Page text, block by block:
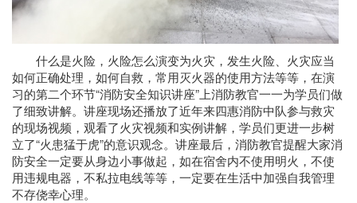
什么是火险，火险怎么演变为火灾，发生火险、火灾应当
如何正确处理，如何自救，常用灭火器的使用方法等等，在演
习的第二个环节“消防安全知识讲座”上消防教官一一为学员们做
了细致讲解。讲座现场还播放了近年来四惠消防中队参与救灾
的现场视频，观看了火灾视频和实例讲解，学员们更进一步树
立了“火患猛于虎”的意识观念。讲座最后，消防教官提醒大家消
防安全一定要从身边小事做起，如在宿舍内不使用明火，不使
用违规电器，不私拉电线等等，一定要在生活中加强自我管理
不存侥幸心理。